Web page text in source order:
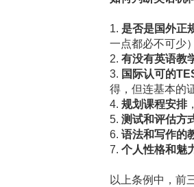
1. 是否是国外正
一点都必不可少）
2. 有没有英语教
3. 国际认可的
得，但连基本的
4. 规划课程安排
5. 测试和评估方
6. 语法和写作的
7. 个人性格和魅
以上条例中，前